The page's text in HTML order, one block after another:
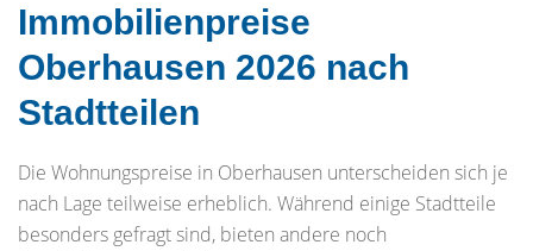
Immobilienpreise
Oberhausen 2026 nach
Stadtteilen
Die Wohnungspreise in Oberhausen unterscheiden sich je
nach Lage teilweise erheblich. Während einige Stadtteile
besonders gefragt sind, bieten andere noch